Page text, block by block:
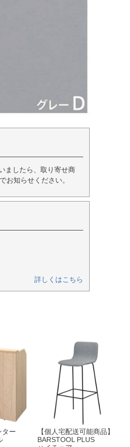
ましたら、取り寄せ商
お知らせください。
詳しくはこちら
ター
【個人宅配送可能商品】
BARSTOOL PLUS